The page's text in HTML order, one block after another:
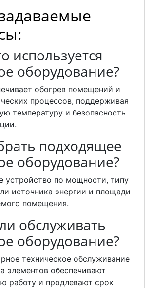
используется
оборудование?
обогрев помещений и
процессов, поддерживая
температуру и безопасность
подходящее
оборудование?
устройство по мощности, типу
источника энергии и площади
помещения.
обслуживать
оборудование?
техническое обслуживание
элементов обеспечивают
работу и продлевают срок